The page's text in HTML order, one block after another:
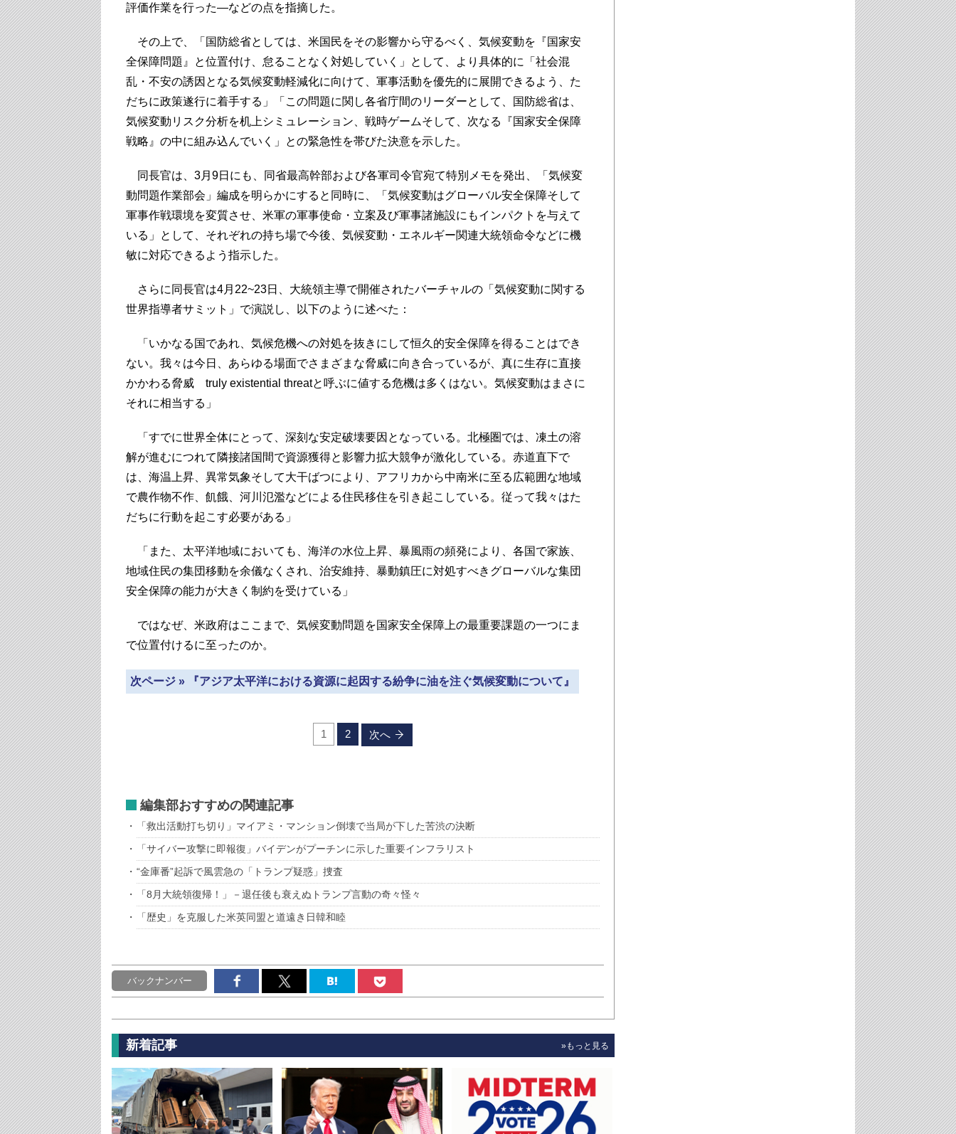
評価作業を行った―などの点を指摘した。
その上で、「国防総省としては、米国民をその影響から守るべく、気候変動を『国家安
全保障問題』と位置付け、怠ることなく対処していく」として、より具体的に「社会混
乱・不安の誘因となる気候変動軽減化に向けて、軍事活動を優先的に展開できるよう、た
だちに政策遂行に着手する」「この問題に関し各省庁間のリーダーとして、国防総省は、
気候変動リスク分析を机上シミュレーション、戦時ゲームそして、次なる『国家安全保障
戦略』の中に組み込んでいく」との緊急性を帯びた決意を示した。
同長官は、3月9日にも、同省最高幹部および各軍司令官宛て特別メモを発出、「気候変
動問題作業部会」編成を明らかにすると同時に、「気候変動はグローバル安全保障そして
軍事作戦環境を変質させ、米軍の軍事使命・立案及び軍事諸施設にもインパクトを与えて
いる」として、それぞれの持ち場で今後、気候変動・エネルギー関連大統領命令などに機
敏に対応できるよう指示した。
さらに同長官は4月22~23日、大統領主導で開催されたバーチャルの「気候変動に関する
世界指導者サミット」で演説し、以下のように述べた：
「いかなる国であれ、気候危機への対処を抜きにして恒久的安全保障を得ることはでき
ない。我々は今日、あらゆる場面でさまざまな脅威に向き合っているが、真に生存に直接
かかわる脅威 truly existential threatと呼ぶに値する危機は多くはない。気候変動はまさに
それに相当する」
「すでに世界全体にとって、深刻な安定破壊要因となっている。北極圏では、凍土の溶
解が進むにつれて隣接諸国間で資源獲得と影響力拡大競争が激化している。赤道直下で
は、海温上昇、異常気象そして大干ばつにより、アフリカから中南米に至る広範囲な地域
で農作物不作、飢餓、河川氾濫などによる住民移住を引き起こしている。従って我々はた
だちに行動を起こす必要がある」
「また、太平洋地域においても、海洋の水位上昇、暴風雨の頻発により、各国で家族、
地域住民の集団移動を余儀なくされ、治安維持、暴動鎮圧に対処すべきグローバルな集団
安全保障の能力が大きく制約を受けている」
ではなぜ、米政府はここまで、気候変動問題を国家安全保障上の最重要課題の一つにま
で位置付けるに至ったのか。
次ページ » 『アジア太平洋における資源に起因する紛争に油を注ぐ気候変動について』
1 2 次へ
編集部おすすめの関連記事
「救出活動打ち切り」マイアミ・マンション倒壊で当局が下した苦渋の決断
「サイバー攻撃に即報復」バイデンがプーチンに示した重要インフラリスト
“金庫番”起訴で風雲急の「トランプ疑惑」捜査
「8月大統領復帰！」－退任後も衰えぬトランプ言動の奇々怪々
「歴史」を克服した米英同盟と道遠き日韓和睦
バックナンバー
新着記事 »もっと見る